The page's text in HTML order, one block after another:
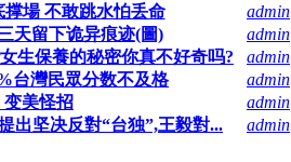
場 不敢跳水怕丢命
admin
天留下诡异痕迹(圖)
admin
生保養的秘密你真不好奇吗?
admin
台灣民眾分数不及格
admin
变美怪招
admin
出坚决反對“台独”,王毅對...
admin